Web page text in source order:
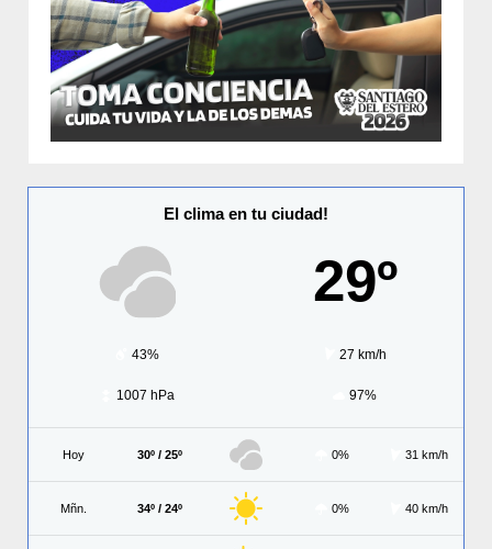
El clima en tu ciudad!
29º
43% 27 km/h
1007 hPa 97%
Hoy 30º / 25º 0% 31 km/h
Mñn. 34º / 24º 0% 40 km/h